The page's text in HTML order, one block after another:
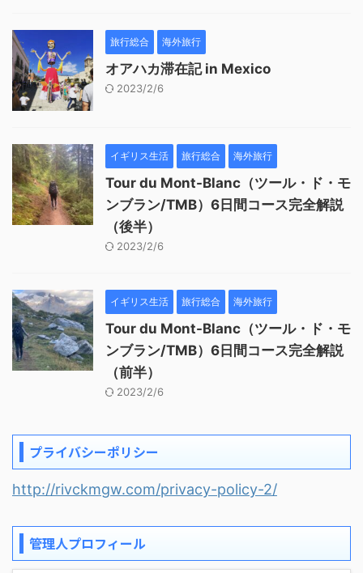
旅行総合 海外旅行
オアハカ滞在記 in Mexico
2023/2/6
イギリス生活 旅行総合 海外旅行
Tour du Mont-Blanc（ツール・ド・モ
ンブラン/TMB）6日間コース完全解説
（後半）
2023/2/6
イギリス生活 旅行総合 海外旅行
Tour du Mont-Blanc（ツール・ド・モ
ンブラン/TMB）6日間コース完全解説
（前半）
2023/2/6
プライバシーポリシー
http://rivckmgw.com/privacy-policy-2/
管理人プロフィール